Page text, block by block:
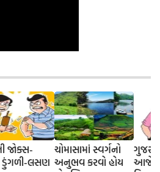
જોક્સ-
ડુંગળી-લસણ
ચોમાસામાં સ્વર્ગનો
અનુભવ કરવો હોય
આજે